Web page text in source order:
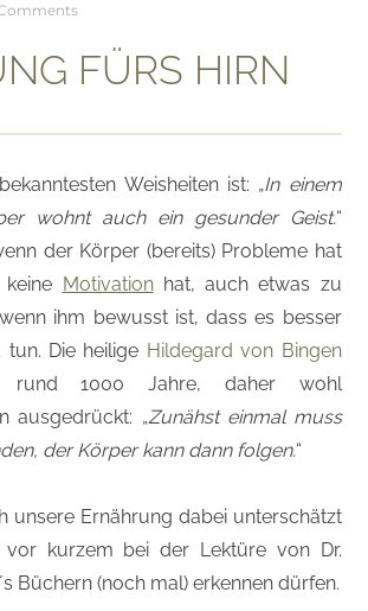
FÜRS HIRN
Weisheiten ist: „In einem
wohnt auch ein gesunder Geist.“
der Körper (bereits) Probleme hat
Motivationhat, auch etwas zu
ihm bewusst ist, dass es besser
Die heilige Hildegard von Bingen
1000 Jahre, daher wohl
ausgedrückt: „Zunähst einmal muss
der Körper kann dann folgen.“
unsere Ernährung dabei unterschätzt
kurzem bei der Lektüre von Dr.
Büchern (noch mal) erkennen dürfen.